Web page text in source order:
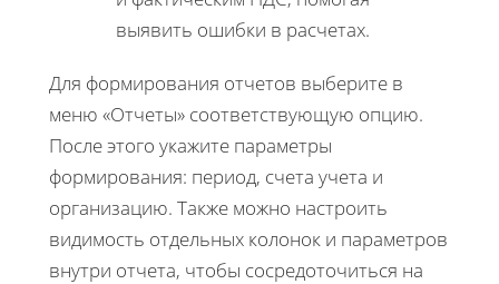
выявить ошибки в расчетах.
Для формирования отчетов выберите в
меню «Отчеты» соответствующую опцию.
После этого укажите параметры
формирования: период, счета учета и
организацию. Также можно настроить
видимость отдельных колонок и параметров
внутри отчета, чтобы сосредоточиться на